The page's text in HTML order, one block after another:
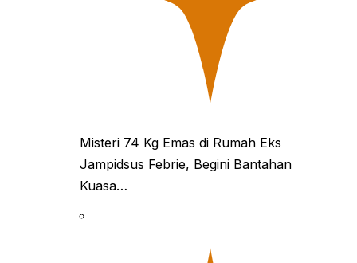
Misteri 74 Kg Emas di Rumah Eks
Jampidsus Febrie, Begini Bantahan
Kuasa…